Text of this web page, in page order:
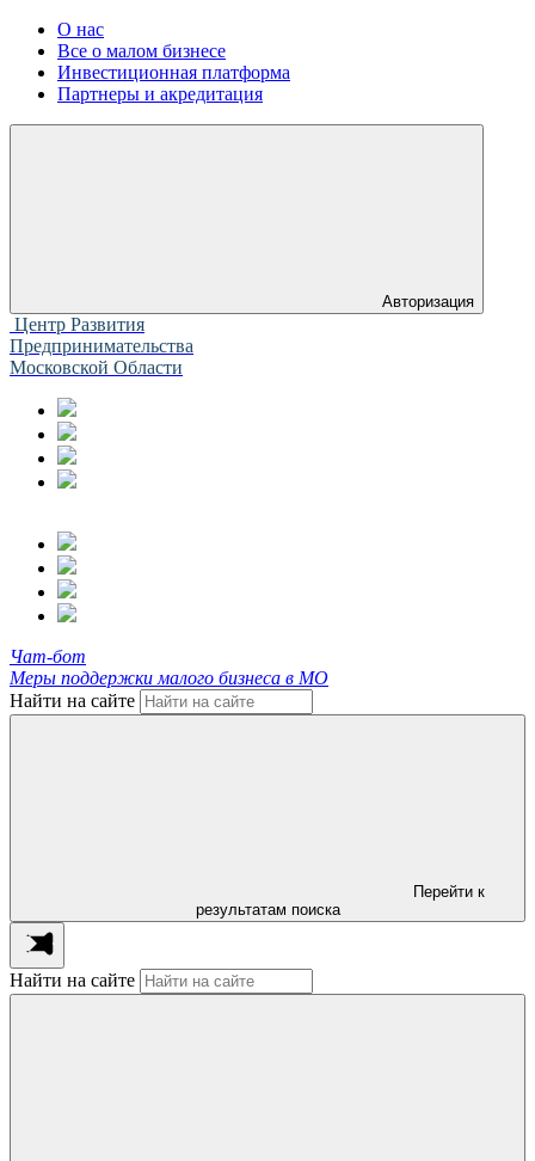
О нас
Все о малом бизнесе
Инвестиционная платформа
Партнеры и акредитация
Авторизация
Центр Развития
Предпринимательства
Московской Области
Чат-бот
Меры поддержки малого бизнеса в МО
Найти на сайте
Перейти к
результатам поиска
Найти на сайте